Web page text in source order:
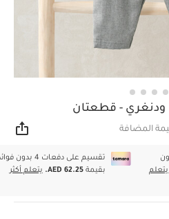
- قطعتان
المضافة
4 بدون
يتعلم
تقسيم على دفعات 4 بدون
بقيمةAED 62.25. يتعلم أكثر